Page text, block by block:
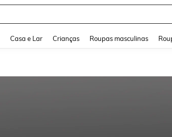
Casa e Lar Crianças Roupas masculinas